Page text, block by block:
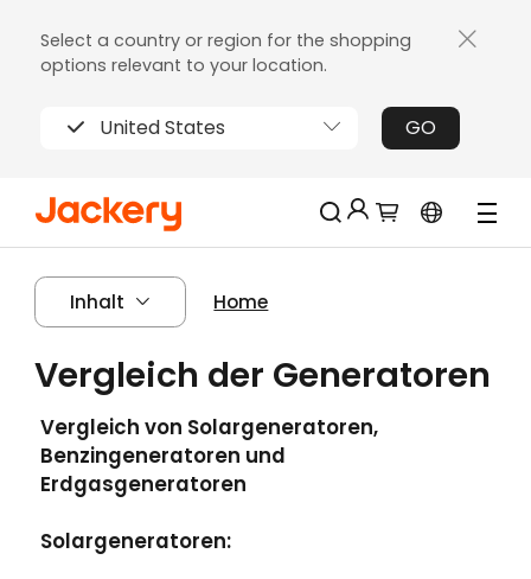
Select a country or region for the shopping
options relevant to your location.
United States GO
Limitierter!
Läuft auf Hochtouren!
Jackery-Mitgliedschaft für mehrere
Vorteile
Registrierung
über 2000€
Erhalten Sie regelmäßige Erinnerungen an
die Produktpflege
Erhalten Sie 15% Rabatt, sobald die
Inhalt Home
Vergleich der Generatoren
Vergleich von Solargeneratoren,
Benzingeneratoren und
Erdgasgeneratoren
Solargeneratoren: